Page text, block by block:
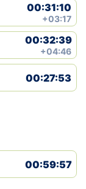
00:31:10
+03:17
00:32:39
+04:46
00:27:53
00:59:57